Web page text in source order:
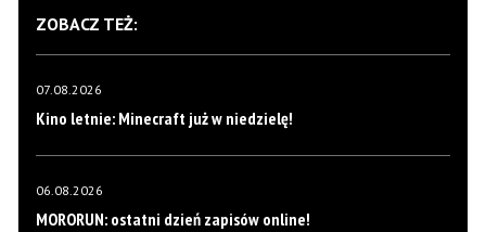
ZOBACZ TEŻ:
07.08.2026
Kino letnie: Minecraft już w niedzielę!
06.08.2026
MORORUN: ostatni dzień zapisów online!